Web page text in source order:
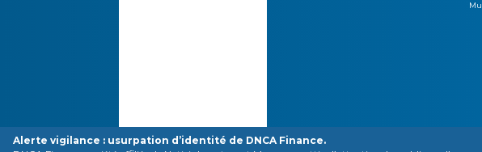
Alerte vigilance : usurpation d’identité de DNCA Finance.